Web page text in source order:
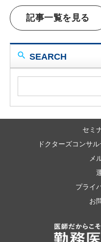
記事一覧を見る
SEARCH
セミ
ドクターズコンサ
メ
プライ
お